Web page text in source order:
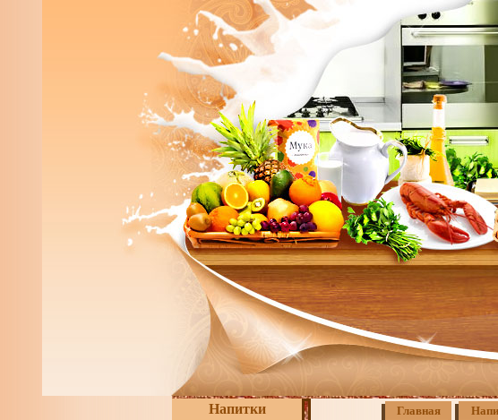
Напитки Главная